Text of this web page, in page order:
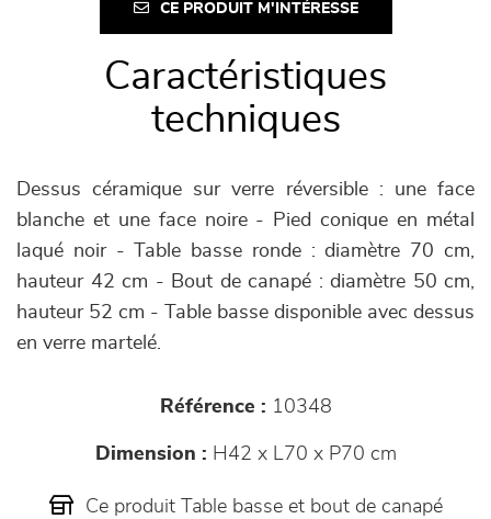
CE PRODUIT M'INTÉRESSE
Caractéristiques
techniques
Dessus céramique sur verre réversible : une face
blanche et une face noire - Pied conique en métal
laqué noir - Table basse ronde : diamètre 70 cm,
hauteur 42 cm - Bout de canapé : diamètre 50 cm,
hauteur 52 cm - Table basse disponible avec dessus
en verre martelé.
Référence : 10348
Dimension : H42 x L70 x P70 cm
Ce produit Table basse et bout de canapé